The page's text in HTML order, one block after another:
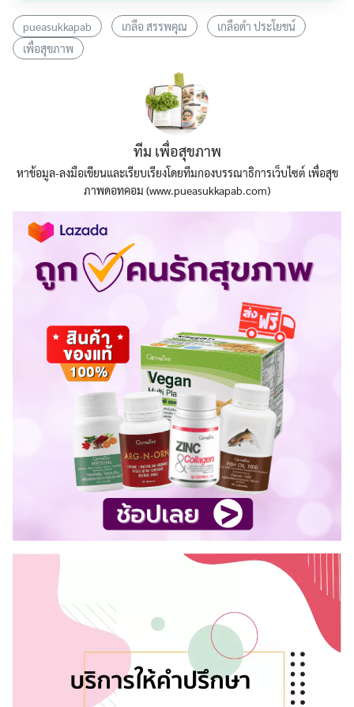
pueasukkapab เกลือ สรรพคุณ
เกลือดำ ประโยชน์
เพื่อสุขภาพ
ทีม เพื่อสุขภาพ
หาข้อมูล-ลงมือเขียนและเรียบเรียงโดยทีมกองบรรณาธิการเว็บไซต์ เพื่อสุข
ภาพดอทคอม (www.pueasukkapab.com)